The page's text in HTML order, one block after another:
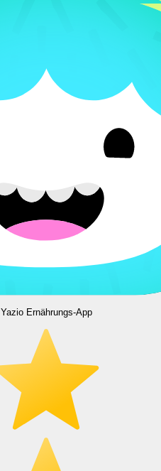
Yazio Ernährungs-App